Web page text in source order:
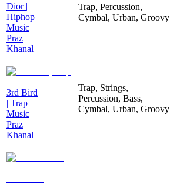
Dior |
Hiphop
Music
Praz
Khanal
Trap, Percussion,
Cymbal, Urban, Groovy
3rd Bird
| Trap
Music
Praz
Khanal
Trap, Strings,
Percussion, Bass,
Cymbal, Urban, Groovy